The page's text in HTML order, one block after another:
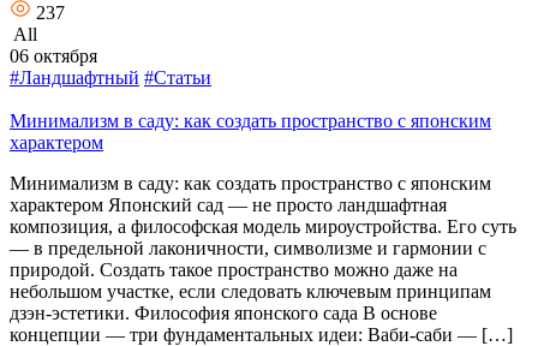
237
All
06 октября
#Ландшафтный #Статьи
Минимализм в саду: как создать пространство с японским
характером
Минимализм в саду: как создать пространство с японским
характером Японский сад — не просто ландшафтная
композиция, а философская модель мироустройства. Его суть
— в предельной лаконичности, символизме и гармонии с
природой. Создать такое пространство можно даже на
небольшом участке, если следовать ключевым принципам
дзэн‑эстетики. Философия японского сада В основе
концепции — три фундаментальных идеи: Ваби‑саби — […]